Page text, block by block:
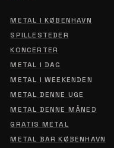
METAL I KØBENHAVN
SPILLESTEDER
KONCERTER
METAL I DAG
METAL I WEEKENDEN
METAL DENNE UGE
METAL DENNE MÅNED
GRATIS METAL
METAL BAR KØBENHAVN